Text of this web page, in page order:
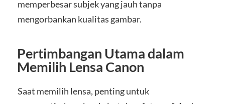
memperbesar subjek yang jauh tanpa
mengorbankan kualitas gambar.
Pertimbangan Utama dalam
Memilih Lensa Canon
Saat memilih lensa, penting untuk